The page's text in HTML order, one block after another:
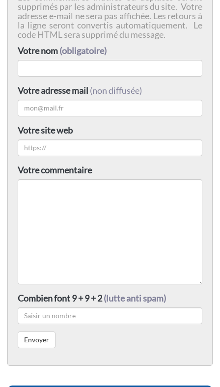
supprimés par les administrateurs du site. Votre
adresse e-mail ne sera pas affichée. Les retours à
la ligne seront convertis automatiquement. Le
code HTML sera supprimé du message.
Votre nom(obligatoire)
Votre adresse mail (non diffusée)
Votre site web
Votre commentaire
Combien font 9 + 9 + 2(lutte anti spam)